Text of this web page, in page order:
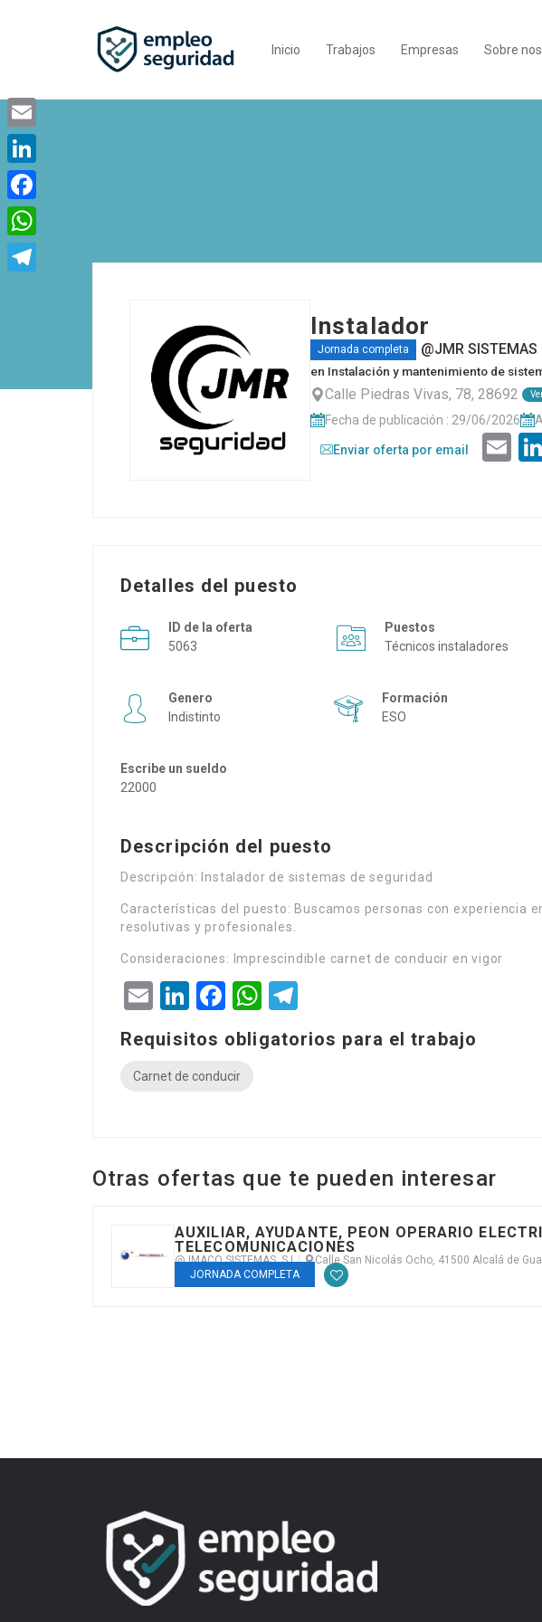
Inicio Trabajos Empresas Sobre
Instalador
Jornada completa @JMR SISTEMAS
en Instalación y mantenimiento de
Calle Piedras Vivas, 78, 28692
Fecha de publicación : 29/06/2026
Enviar oferta por email Email
Detalles del puesto
ID de la oferta
5063
Puestos
Técnicos instaladores
Genero
Indistinto
Formación
ESO
Escribe un sueldo
22000
Descripción del puesto
Descripción: Instalador de sistemas de seguridad
Características del puesto: Buscamos personas con experiencia
resolutivas y profesionales.
Consideraciones: Imprescindible carnet de conducir en vigor
EmailLinkedIn
Facebook
WhatsApp
Requisitos obligatorios para el trabajo
Carnet de conducir
Otras ofertas que te pueden interesar
AUXILIAR, AYUDANTE, PEON OPERARIO
TELECOMUNICACIONES
@ IMACO SISTEMAS, S.L.
Calle San Nicolás Ocho, 41500 Alcalá de
JORNADA COMPLETA
Email
LinkedIn
Facebook
WhatsApp